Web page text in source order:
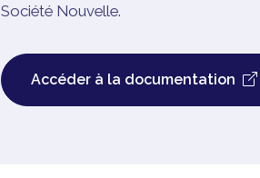
Société Nouvelle.
Accéder à la documentation